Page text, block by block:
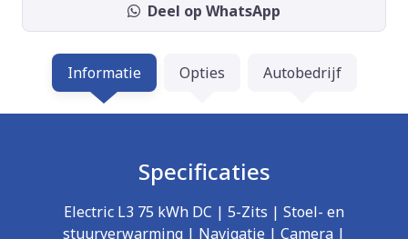
Deel op WhatsApp
Informatie Opties Autobedrijf
Specificaties
Electric L3 75 kWh DC | 5-Zits | Stoel- en
stuurverwarming | Navigatie | Camera |